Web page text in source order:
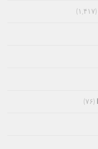
(۱,۴۱۷)
(۷۶)